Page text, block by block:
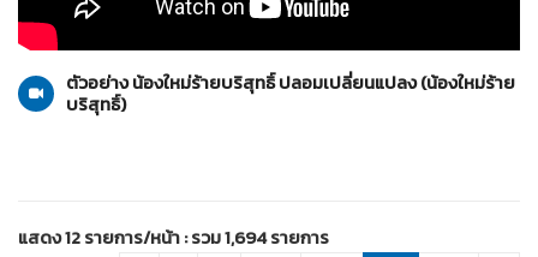
17-04-2553
ตัวอย่าง น้องใหม่ร้ายบริสุทธิ์ ปลอมเปลี่ยนแปลง (น้องใหม่ร้าย
บริสุทธิ์)
แสดง 12 รายการ/หน้า : รวม 1,694 รายการ